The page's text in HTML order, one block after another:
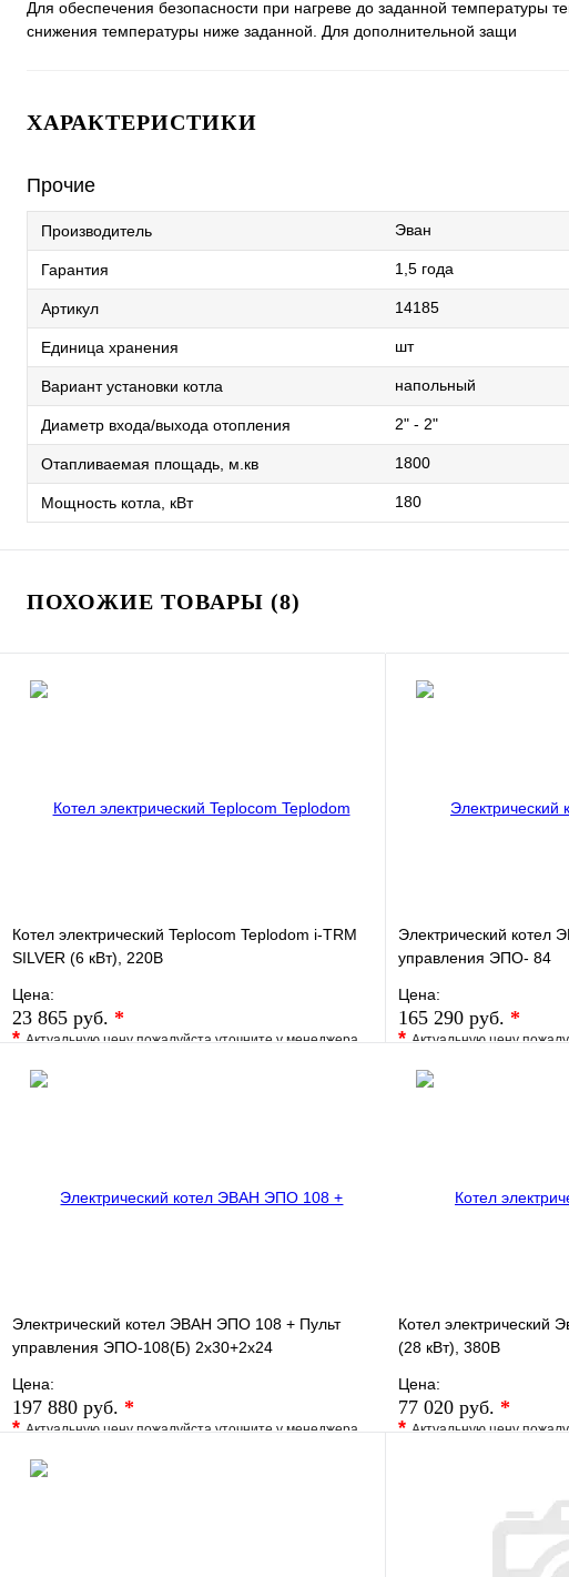
Для обеспечения безопасности при нагреве до заданной температуры
снижения температуры ниже заданной. Для дополнительной защи
ХАРАКТЕРИСТИКИ
Прочие
Производитель Эван
Гарантия 1,5 года
Артикул 14185
Единица хранения шт
Вариант установки котла напольный
Диаметр входа/выхода отопления 2" - 2"
Отапливаемая площадь, м.кв 1800
Мощность котла, кВт 180
ПОХОЖИЕ ТОВАРЫ (8)
Котел электрический Teplocom Teplodom i-TRM
SILVER (6 кВт), 220В
Цена:
23 865 руб. *
*Актуальную цену пожалуйста уточните у менеджера
В избранное
Электрический котел
управления ЭПО- 84
Цена:
165 290 руб. *
*Актуальную цену
В избранное
Электрический котел ЭВАН ЭПО 108 + Пульт
управления ЭПО-108(Б) 2х30+2х24
Цена:
197 880 руб. *
*Актуальную цену пожалуйста уточните у менеджера
В избранное
Котел электрический
(28 кВт), 380В
Цена:
77 020 руб. *
*Актуальную цену